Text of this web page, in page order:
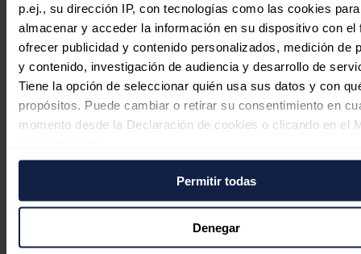
p.ej., su dirección IP, con tecnologías como las cookies para
almacenar y acceder la información en su dispositivo con el
ofrecer publicidad y contenido personalizados, medición de
y contenido, investigación de audiencia y desarrollo de
Tiene la opción de seleccionar quién usa sus datos y con
propósitos. Puede cambiar o retirar su consentimiento en
momento desde la Declaración de cookies o clicando en el
Si lo permite, también quisiéramos:
Recopilar información sobre su ubicación geográfica
puede tener una precisión de varios metros
Identificar su dispositivo analizándolo activamente
Permitir todas
Denegar
La edad media del parque
automovilístico español vuelve a
aumentar en 2025 hasta los 14,6 años